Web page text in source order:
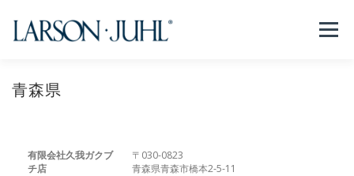
メニュー
NEWS
取扱店リスト
青森県
有限会社久我ガクブ
チ店
〒030-0823
青森県青森市橋本2-5-11